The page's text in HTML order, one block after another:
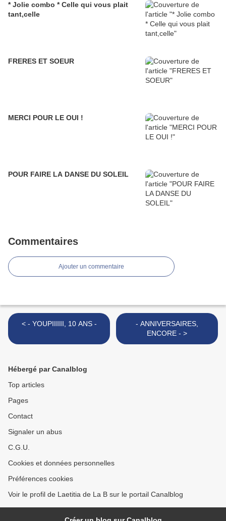
* Jolie combo * Celle qui vous plait
tant,celle
FRERES ET SOEUR
MERCI POUR LE OUI !
POUR FAIRE LA DANSE DU SOLEIL
Commentaires
Ajouter un commentaire
< - YOUPIIIIII, 10 ANS -
- ANNIVERSAIRES,
ENCORE - >
Hébergé par Canalblog
Top articles
Pages
Contact
Signaler un abus
C.G.U.
Cookies et données personnelles
Préférences cookies
Voir le profil de Laetitia de La B sur le portail Canalblog